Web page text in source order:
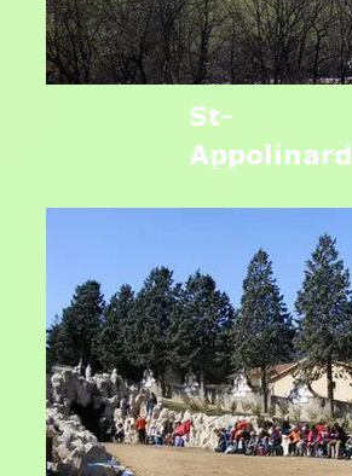
St-
Appolinard